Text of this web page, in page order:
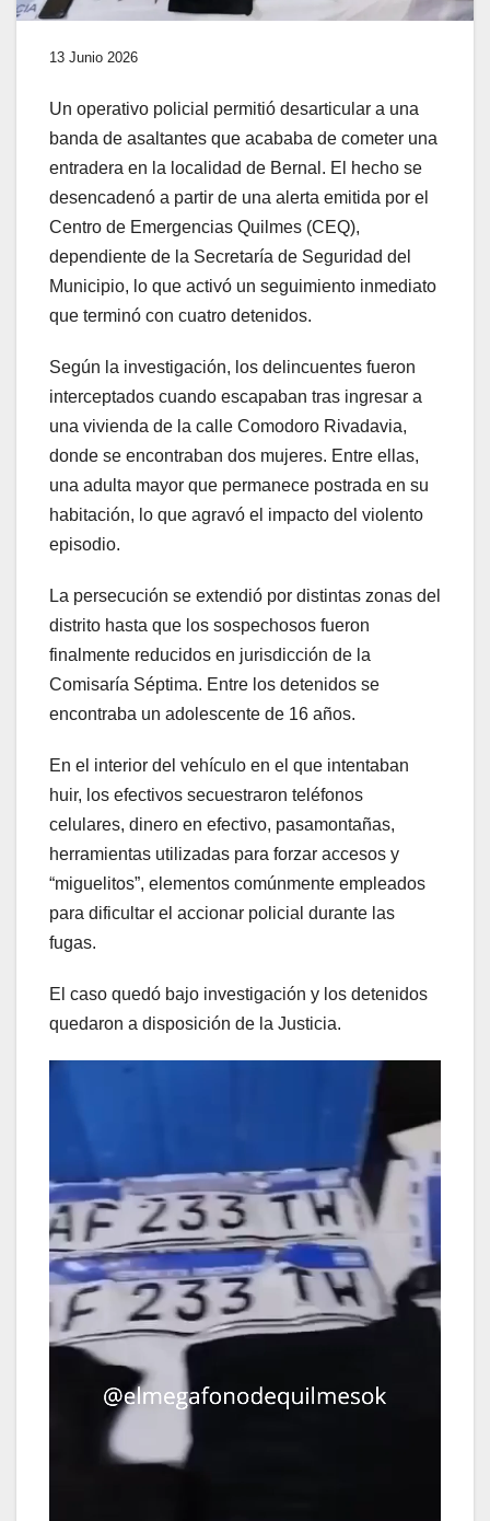
13 Junio 2026
Un operativo policial permitió desarticular a una
banda de asaltantes que acababa de cometer una
entradera en la localidad de Bernal. El hecho se
desencadenó a partir de una alerta emitida por el
Centro de Emergencias Quilmes (CEQ),
dependiente de la Secretaría de Seguridad del
Municipio, lo que activó un seguimiento inmediato
que terminó con cuatro detenidos.
Según la investigación, los delincuentes fueron
interceptados cuando escapaban tras ingresar a
una vivienda de la calle Comodoro Rivadavia,
donde se encontraban dos mujeres. Entre ellas,
una adulta mayor que permanece postrada en su
habitación, lo que agravó el impacto del violento
episodio.
La persecución se extendió por distintas zonas del
distrito hasta que los sospechosos fueron
finalmente reducidos en jurisdicción de la
Comisaría Séptima. Entre los detenidos se
encontraba un adolescente de 16 años.
En el interior del vehículo en el que intentaban
huir, los efectivos secuestraron teléfonos
celulares, dinero en efectivo, pasamontañas,
herramientas utilizadas para forzar accesos y
“miguelitos”, elementos comúnmente empleados
para dificultar el accionar policial durante las
fugas.
El caso quedó bajo investigación y los detenidos
quedaron a disposición de la Justicia.